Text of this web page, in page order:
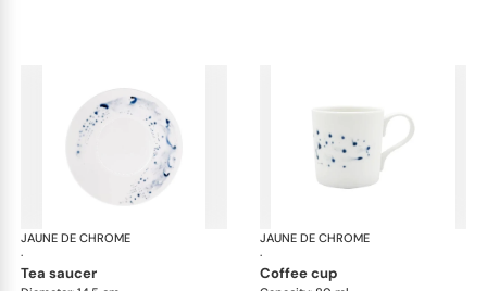
JAUNE DE CHROME
·
Blue Impression
tea saucer
JAUNE DE CHROME
·
coffee cup